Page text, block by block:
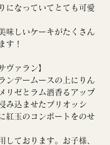
になっていてとても可愛
味しいケーキがたくさん
す！
ヴァラン】
ンデームースの上にりん
リゼとラム酒香るアップ
み込ませたブリオッシ
紅玉のコンポートをのせ
しております。お子様、